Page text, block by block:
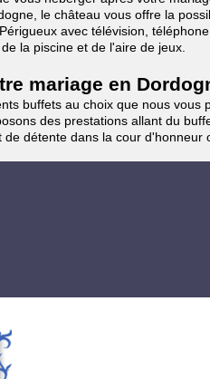
le château vous offre la
avec télévision,
la piscine et de l'aire de jeux.
mariage en
buffets au choix que nous vous
des prestations allant du
détente dans la cour d'honneur